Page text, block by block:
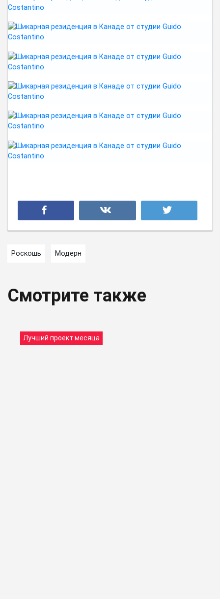
Роскошь Модерн
Смотрите также
Лучший проект месяца